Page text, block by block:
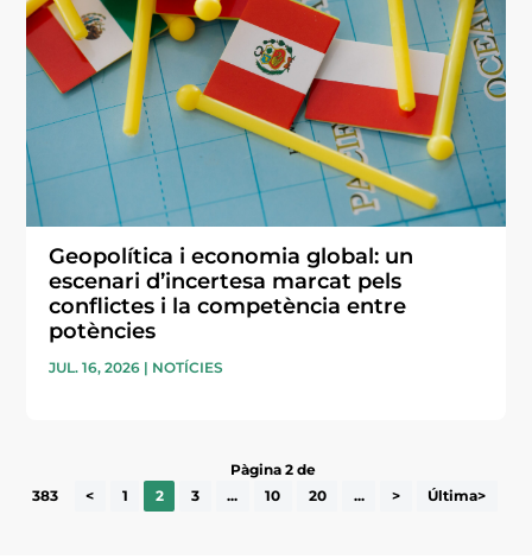
Geopolítica i economia global: un
escenari d’incertesa marcat pels
conflictes i la competència entre
potències
JUL. 16, 2026 | NOTÍCIES
Pàgina 2 de
383
< 1 2 3 ... 10 20 ... > Última>